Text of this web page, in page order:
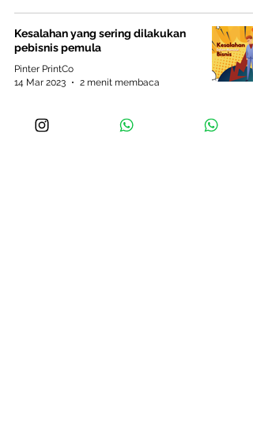
Kesalahan yang sering dilakukan
pebisnis pemula
Pinter PrintCo
14 Mar 2023
2 menit membaca